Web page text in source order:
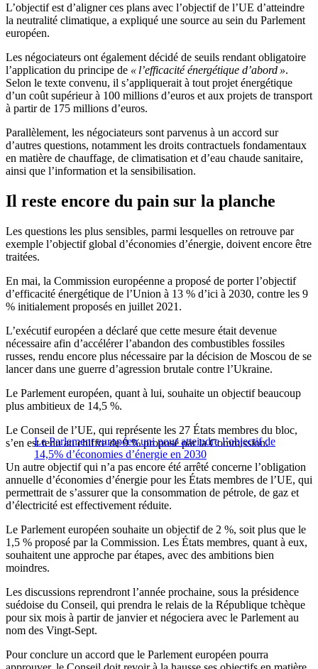
L’objectif est d’aligner ces plans avec l’objectif de l’UE d’atteindre
la neutralité climatique, a expliqué une source au sein du Parlement
européen.
Les négociateurs ont également décidé de seuils rendant obligatoire
l’application du principe de « l’efficacité énergétique d’abord ».
Selon le texte convenu, il s’appliquerait à tout projet énergétique
d’un coût supérieur à 100 millions d’euros et aux projets de transport
à partir de 175 millions d’euros.
Parallèlement, les négociateurs sont parvenus à un accord sur
d’autres questions, notamment les droits contractuels fondamentaux
en matière de chauffage, de climatisation et d’eau chaude sanitaire,
ainsi que l’information et la sensibilisation.
Il reste encore du pain sur la planche
Les questions les plus sensibles, parmi lesquelles on retrouve par
exemple l’objectif global d’économies d’énergie, doivent encore être
traitées.
En mai, la Commission européenne a proposé de porter l’objectif
d’efficacité énergétique de l’Union à 13 % d’ici à 2030, contre les 9
% initialement proposés en juillet 2021.
L’exécutif européen a déclaré que cette mesure était devenue
nécessaire afin d’accélérer l’abandon des combustibles fossiles
russes, rendu encore plus nécessaire par la décision de Moscou de se
lancer dans une guerre d’agression brutale contre l’Ukraine.
Le Parlement européen, quant à lui, souhaite un objectif beaucoup
plus ambitieux de 14,5 %.
Le Parlement européen uni pour atteindre l’objectif de
14,5% d’économies d’énergie en 2030
Le Conseil de l’UE, qui représente les 27 États membres du bloc,
s’en est tenu au chiffre de 9 % proposé par la Commission.
Un autre objectif qui n’a pas encore été arrêté concerne l’obligation
annuelle d’économies d’énergie pour les États membres de l’UE, qui
permettrait de s’assurer que la consommation de pétrole, de gaz et
d’électricité est effectivement réduite.
Le Parlement européen souhaite un objectif de 2 %, soit plus que le
1,5 % proposé par la Commission. Les États membres, quant à eux,
souhaitent une approche par étapes, avec des ambitions bien
moindres.
Les discussions reprendront l’année prochaine, sous la présidence
suédoise du Conseil, qui prendra le relais de la République tchèque
pour six mois à partir de janvier et négociera avec le Parlement au
nom des Vingt-Sept.
Pour conclure un accord que le Parlement européen pourra